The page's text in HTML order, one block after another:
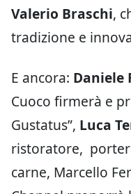
Valerio Braschi,
tradizione e
E ancora: Daniele
Cuoco firmerà e
Gustatus”, Luca
ristoratore,
carne, Marcello